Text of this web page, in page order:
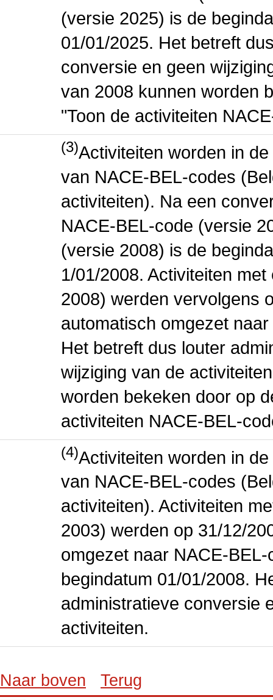
(versie 2025) is de
01/01/2025. Het betreft
conversie en geen
van 2008 kunnen worden
"Toon de activiteiten
(3)Activiteiten worden in
van NACE-BEL-codes
activiteiten). Na een
NACE-BEL-code (versie
(versie 2008) is de
1/01/2008. Activiteiten
2008) werden vervolgens
automatisch omgezet
Het betreft dus louter
wijziging van de
worden bekeken door op
activiteiten NACE-BEL-
(4)Activiteiten worden in
van NACE-BEL-codes
activiteiten). Activiteiten
2003) werden op 31/12/
omgezet naar NACE-
begindatum 01/01/2008.
administratieve conversie
activiteiten.
Naar boven Terug